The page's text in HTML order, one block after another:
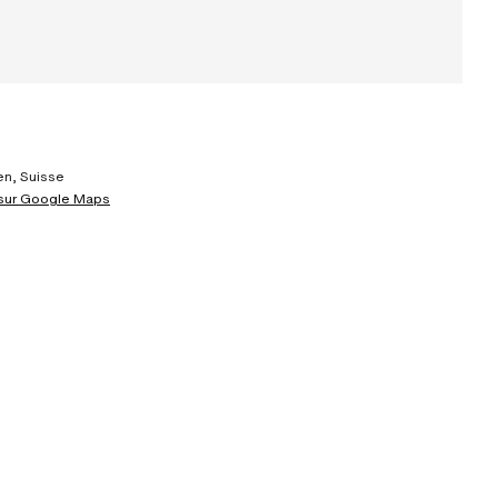
Suisse
Google Maps